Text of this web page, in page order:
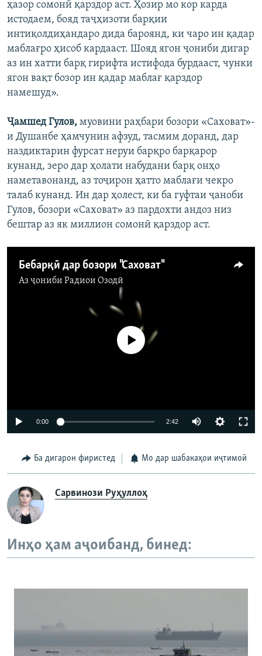
ҳазор сомонӣ қарздор аст. Ҳозир мо кор карда
истодаем, бояд таҷҳизоти барқии
интиқолдиҳандаро дида бароянд, ки чаро ин қадар
маблағро ҳисоб кардааст. Шояд ягон ҷониби дигар
аз ин хатти барқ гирифта истифода бурдааст, чунки
ягон вақт бозор ин қадар маблағ қарздор
намешуд».
Ҷамшед Гулов, муовини раҳбари бозори «Саховат»-
и Душанбе ҳамчунин афзуд, тасмим доранд, дар
наздиктарин фурсат неруи барқро барқарор
кунанд, зеро дар ҳолати набудани барқ онҳо
наметавонанд, аз тоҷирон ҳатто маблағи чекро
талаб кунанд. Ин дар ҳолест, ки ба гуфтаи ҷаноби
Гулов, бозори «Саховат» аз пардохти андоз низ
бештар аз як миллион сомонӣ қарздор аст.
Бебарқӣ дар бозори "Саховат"
Аз ҷониби Радиои Озодӣ
Феълан кор намекунад
0:00 2:42
Ба дигарон фиристед Мо дар шабакаҳои иҷтимоӣ
Сарвинози Руҳуллоҳ
Инҳо ҳам аҷоибанд, бинед: